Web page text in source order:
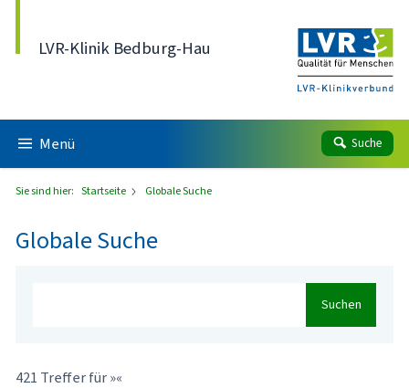
LVR-Klinik Bedburg-Hau
Menü Suche
Sie sind hier: Startseite Globale Suche
Globale Suche
Suchen
421 Treffer für »«